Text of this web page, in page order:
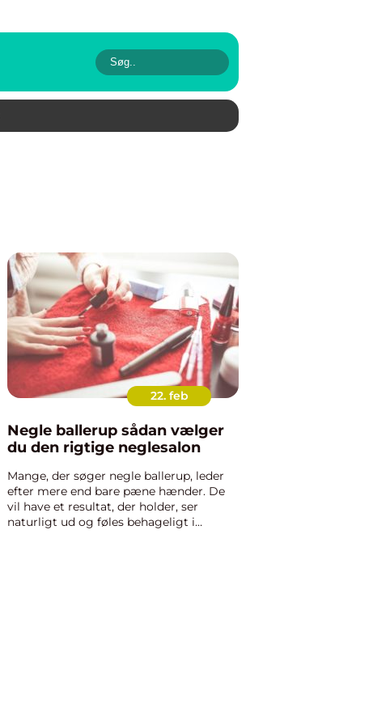
22. feb
Negle ballerup sådan vælger
du den rigtige neglesalon
Mange, der søger negle ballerup, leder
efter mere end bare pæne hænder. De
vil have et resultat, der holder, ser
naturligt ud og føles behageligt i